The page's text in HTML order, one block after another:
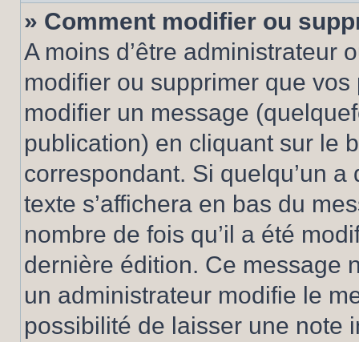
» Comment modifier ou
A moins d’être administrateur
modifier ou supprimer que
modifier un message
publication) en cliquant sur le
correspondant. Si quelqu’un
texte s’affichera en bas du
nombre de fois qu’il a été
dernière édition. Ce message
un administrateur modifie le
possibilité de laisser une note